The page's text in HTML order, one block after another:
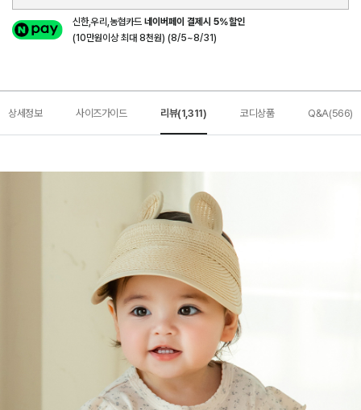
신한,우리,농협카드네이버페이 결제시 5%할인
(10만원이상 최대 8천원) (8/5~8/31)
상세정보 사이즈가이드 리뷰(1,311) 코디상품 Q&A(566)